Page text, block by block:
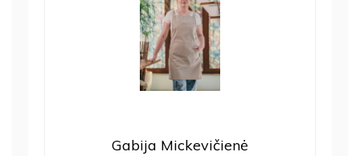
Gabija Mickevičienė